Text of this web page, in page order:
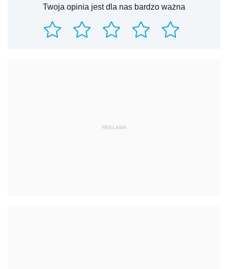
Twoja opinia jest dla nas bardzo ważna
REKLAMA